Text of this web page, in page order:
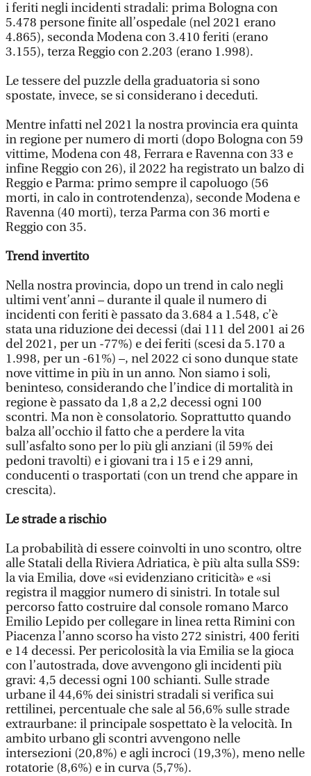
i feriti negli incidenti stradali: prima Bologna con
5.478 persone finite all’ospedale (nel 2021 erano
4.865), seconda Modena con 3.410 feriti (erano
3.155), terza Reggio con 2.203 (erano 1.998).
Le tessere del puzzle della graduatoria si sono
spostate, invece, se si considerano i deceduti.
Mentre infatti nel 2021 la nostra provincia era quinta
in regione per numero di morti (dopo Bologna con 59
vittime, Modena con 48, Ferrara e Ravenna con 33 e
infine Reggio con 26), il 2022 ha registrato un balzo di
Reggio e Parma: primo sempre il capoluogo (56
morti, in calo in controtendenza), seconde Modena e
Ravenna (40 morti), terza Parma con 36 morti e
Reggio con 35.
Trend invertito
Nella nostra provincia, dopo un trend in calo negli
ultimi vent’anni – durante il quale il numero di
incidenti con feriti è passato da 3.684 a 1.548, c’è
stata una riduzione dei decessi (dai 111 del 2001 ai 26
del 2021, per un -77%) e dei feriti (scesi da 5.170 a
1.998, per un -61%) –, nel 2022 ci sono dunque state
nove vittime in più in un anno. Non siamo i soli,
beninteso, considerando che l’indice di mortalità in
regione è passato da 1,8 a 2,2 decessi ogni 100
scontri. Ma non è consolatorio. Soprattutto quando
balza all’occhio il fatto che a perdere la vita
sull’asfalto sono per lo più gli anziani (il 59% dei
pedoni travolti) e i giovani tra i 15 e i 29 anni,
conducenti o trasportati (con un trend che appare in
crescita).
Le strade a rischio
La probabilità di essere coinvolti in uno scontro, oltre
alle Statali della Riviera Adriatica, è più alta sulla SS9:
la via Emilia, dove «si evidenziano criticità» e «si
registra il maggior numero di sinistri. In totale sul
percorso fatto costruire dal console romano Marco
Emilio Lepido per collegare in linea retta Rimini con
Piacenza l’anno scorso ha visto 272 sinistri, 400 feriti
e 14 decessi. Per pericolosità la via Emilia se la gioca
con l’autostrada, dove avvengono gli incidenti più
gravi: 4,5 decessi ogni 100 schianti. Sulle strade
urbane il 44,6% dei sinistri stradali si verifica sui
rettilinei, percentuale che sale al 56,6% sulle strade
extraurbane: il principale sospettato è la velocità. In
ambito urbano gli scontri avvengono nelle
intersezioni (20,8%) e agli incroci (19,3%), meno nelle
rotatorie (8,6%) e in curva (5,7%).